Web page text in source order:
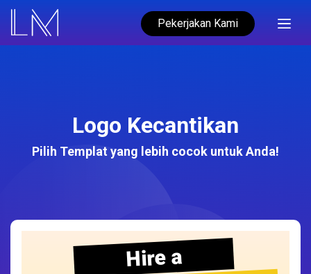
Pekerjakan Kami
Logo Kecantikan
Pilih Templat yang lebih cocok untuk Anda!
Hire a